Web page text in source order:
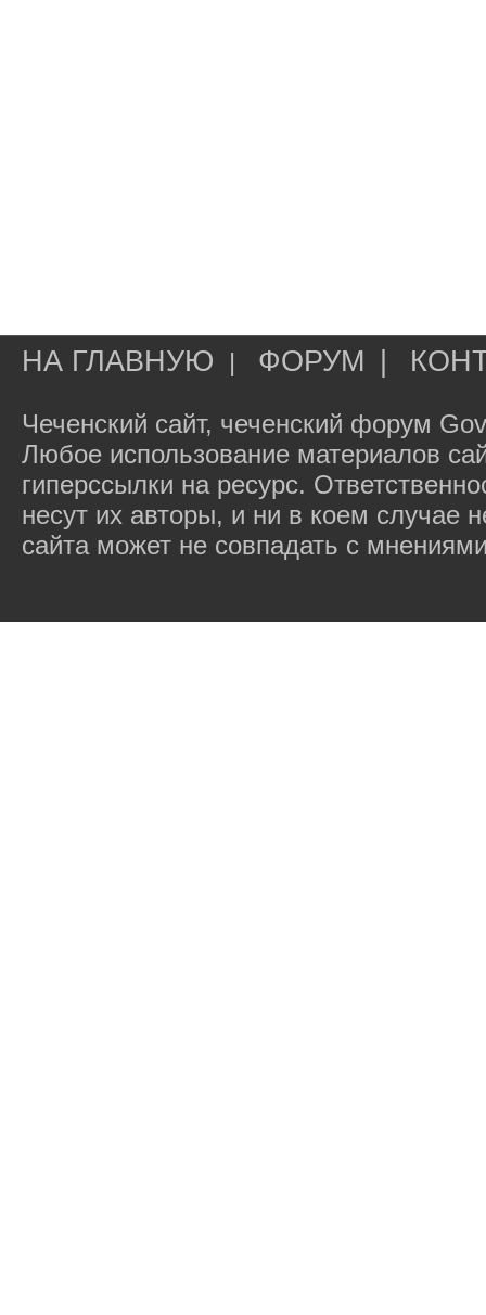
НА ГЛАВНУЮ | ФОРУМ
Чеченский сайт, чеченский форум
Любое использование материалов
гиперссылки на ресурс.
несут их авторы, и ни в коем случае
сайта может не совпадать с